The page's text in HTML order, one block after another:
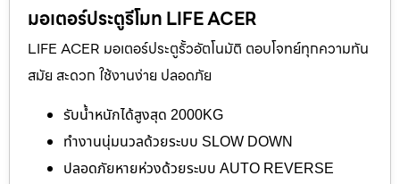
มอเตอร์ประตูรีโมท LIFE ACER
LIFE ACER มอเตอร์ประตูรั้วอัตโนมัติ ตอบโจทย์ทุกความทัน
สมัย สะดวก ใช้งานง่าย ปลอดภัย
รับน้ำหนักได้สูงสุด 2000KG
ทำงานนุ่มนวลด้วยระบบ SLOW DOWN
ปลอดภัยหายห่วงด้วยระบบ AUTO REVERSE